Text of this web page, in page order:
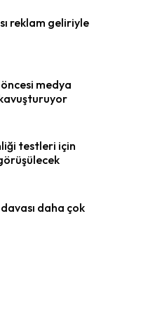
reklam geliriyle
medya
testleri için
davası daha çok